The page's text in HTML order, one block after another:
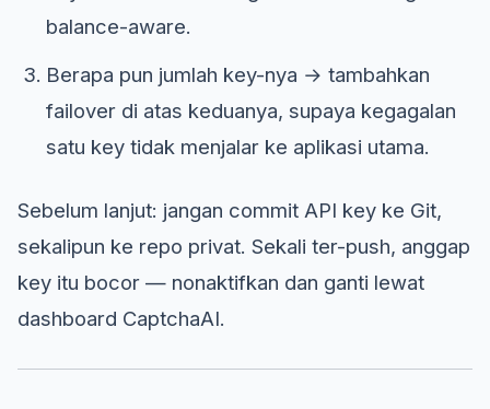
balance-aware.
Berapa pun jumlah key-nya → tambahkan
failover di atas keduanya, supaya kegagalan
satu key tidak menjalar ke aplikasi utama.
Sebelum lanjut: jangan commit API key ke Git,
sekalipun ke repo privat. Sekali ter-push, anggap
key itu bocor — nonaktifkan dan ganti lewat
dashboard CaptchaAI.